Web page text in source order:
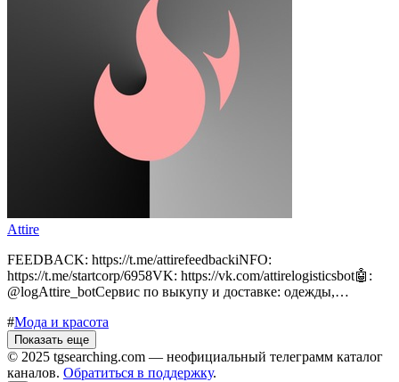
Attire
FEEDBACK: https://t.me/attirefeedbackiNFO:
https://t.me/startcorp/6958VK: https://vk.com/attirelogisticsbot🤖:
@logAttire_botСервис по выкупу и доставке: одежды,…
#Мода и красота
Показать еще
© 2025 tgsearching.com — неофициальный телеграмм каталог
каналов. Обратиться в поддержку.